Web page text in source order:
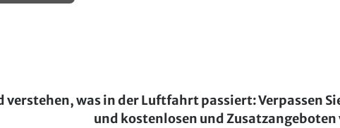
verstehen, was in der Luftfahrt passiert: Verpassen
und kostenlosen und Zusatzangeboten